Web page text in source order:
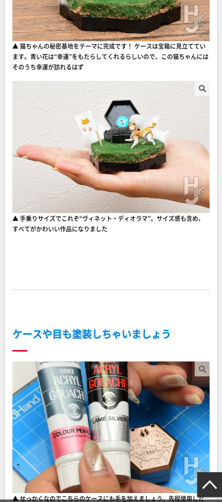
▲ 猫ちゃんの秘密基地をテーマに完成です！ ケースは宝箱に見立ててい
ます。青い花は“幸運”をもたらしてくれるらしいので、この猫ちゃんには
そのうち幸運が訪れるはず
▲ 手乗りサイズでこれぞ“ヴィネット・ディオラマ”。サイズ感も含め、
すべてがかわいい作品になりました
ケースや目も塗装しちゃいましょう
▲ せっかくなのでこちらのケースにも手を加えましょう。先程使用した